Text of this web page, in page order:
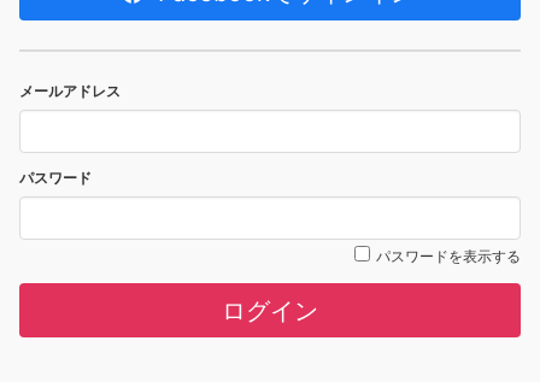
メールアドレス
パスワード
パスワードを表示する
ログイン